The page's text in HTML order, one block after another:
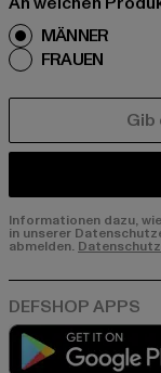
MÄNNER
FRAUEN
Informationen dazu,
in unserer
abmelden.